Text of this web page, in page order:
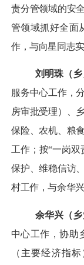
责分管领域的安
管领域抓好全面
作，与向星 同志
刘明珠 （
服务中心工作，
房审批受理）、
保险、农机、粮食
工作； 按“一岗双
保护、维稳信访
村工作，与余华兴
余华兴（乡
中心工作，协助
（主要经济指